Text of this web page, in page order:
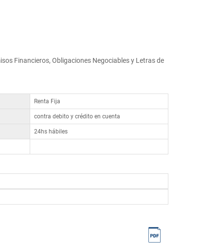
Financieros, Obligaciones Negociables y Letras de
Renta Fija
contra debito y crédito en cuenta
24hs hábiles